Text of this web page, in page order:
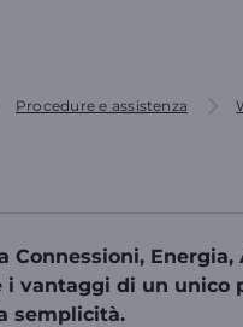
Procedure e assistenza
Connessioni, Energia,
i vantaggi di un unico
semplicità.